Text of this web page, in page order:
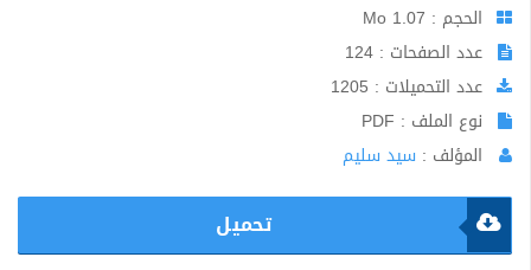
الحجم : 1.07 Mo
عدد الصفحات : 124
عدد التحميلات : 1205
نوع الملف : PDF
المؤلف : سيد سليم
تحميل